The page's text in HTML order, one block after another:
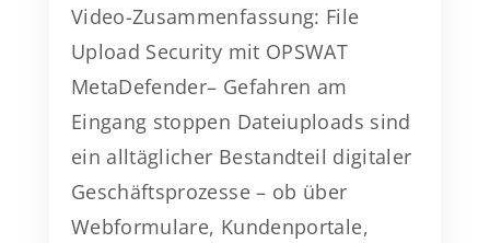
Video-Zusammenfassung: File
Upload Security mit OPSWAT
MetaDefender– Gefahren am
Eingang stoppen Dateiuploads sind
ein alltäglicher Bestandteil digitaler
Geschäftsprozesse – ob über
Webformulare, Kundenportale,